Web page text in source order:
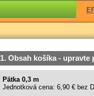
1. Obsah košíka -
Pätka 0,3 m
Jednotková cena: 6,90 € bez